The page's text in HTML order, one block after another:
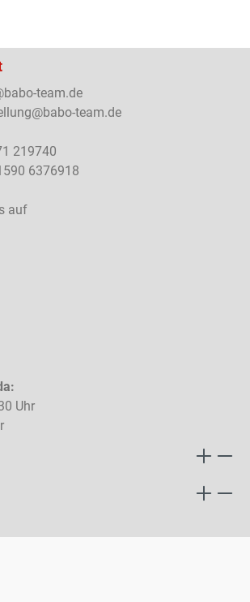
team.de
team.de
219740
6376918
auf
Uhr